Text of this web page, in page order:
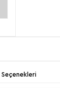
Seçenekleri